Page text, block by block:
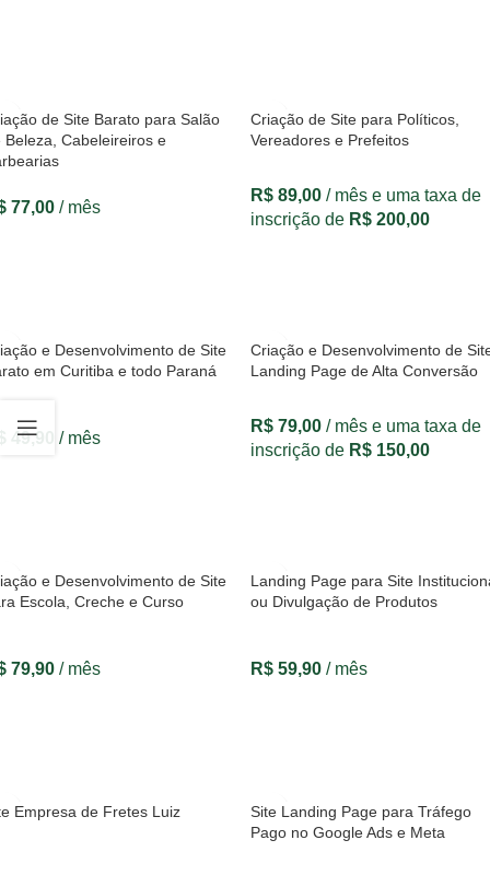
de Site Barato para Salão
Beleza, Cabeleireiros e
77,00 / mês
Criação de Site para Políticos,
Vereadores e Prefeitos
R$ 89,00 / mês e uma taxa de
inscrição de R$ 200,00
e Desenvolvimento de Site
em Curitiba e todo Paraná
49,90 / mês
Criação e Desenvolvimento de
Landing Page de Alta Conversão
R$ 79,00 / mês e uma taxa de
inscrição de R$ 150,00
e Desenvolvimento de Site
Escola, Creche e Curso
79,90 / mês
Landing Page para Site
ou Divulgação de Produtos
R$ 59,90 / mês
Empresa de Fretes Luiz
Site Landing Page para Tráfego
Pago no Google Ads e Meta